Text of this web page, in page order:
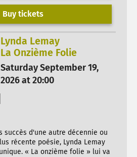
Buy tickets
Lynda Lemay
La Onzième Folie
Saturday September 19,
2026 at 20:00
succès d'une autre décennie ou
récente poésie, Lynda Lemay
« La onzième folie » lui va